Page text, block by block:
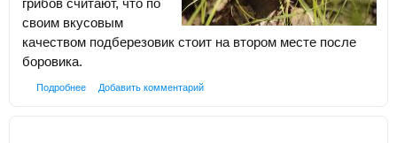
грибов считают, что по
своим вкусовым
качеством подберезовик стоит на втором месте после
боровика.
Подробнее Добавить комментарий